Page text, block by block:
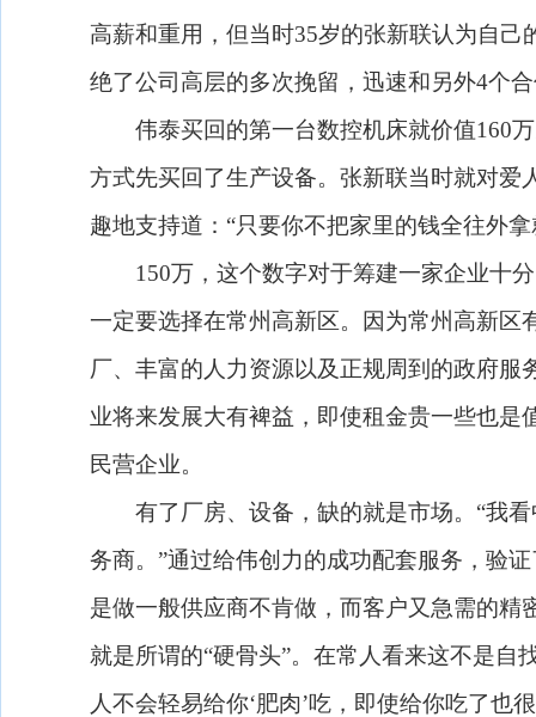
高薪和重用，但当时35岁的张新联认为自己
绝了公司高层的多次挽留，迅速和另外4个
伟泰买回的第一台数控机床就价值160
方式先买回了生产设备。张新联当时就对爱
趣地支持道：“只要你不把家里的钱全往外拿
150万，这个数字对于筹建一家企业十
一定要选择在常州高新区。因为常州高新
厂、丰富的人力资源以及正规周到的政府
业将来发展大有裨益，即使租金贵一些也是
民营企业。
有了厂房、设备，缺的就是市场。“我看
务商。”通过给伟创力的成功配套服务，验
是做一般供应商不肯做，而客户又急需的
就是所谓的“硬骨头”。在常人看来这不是自
人不会轻易给你‘肥肉’吃，即使给你吃了